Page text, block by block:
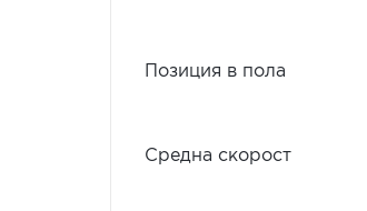
Позиция в пола
Средна скорост